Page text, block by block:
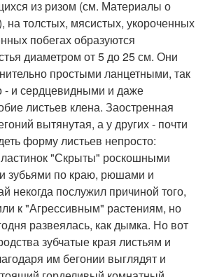
из ризом (см. Материалы о
на толстых, мясистых, укороченных
побегах образуются
диаметром от 5 до 25 см. Они
простыми ланцетными, так
- и сердцевидными и даже
листьев клена. Заостренная
вытянутая, а у других - почти
форму листьев непросто:
"Скрыты" роскошными
зубьями по краю, рюшами и
некогда послужил причиной того,
к "Агрессивным" растениям, но
развеялась, как дымка. Но вот
зубчатые края листьям и
им бегонии выглядят и